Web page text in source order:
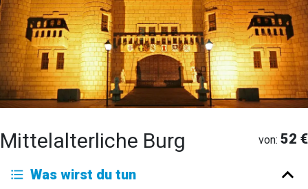
Mittelalterliche Burg von: 52 €
Was wirst du tun